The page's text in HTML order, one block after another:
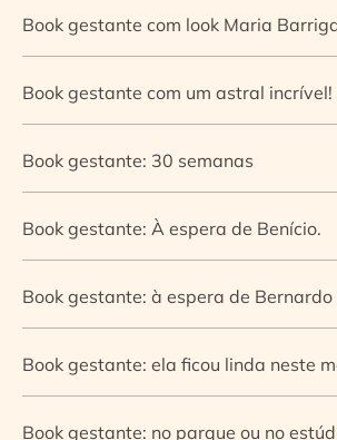
Book gestante com look Maria
Book gestante com um astral incrível!
Book gestante: 30 semanas
Book gestante: À espera de Benício.
Book gestante: à espera de Bernardo
Book gestante: ela ficou linda neste
Book gestante: no parque ou no